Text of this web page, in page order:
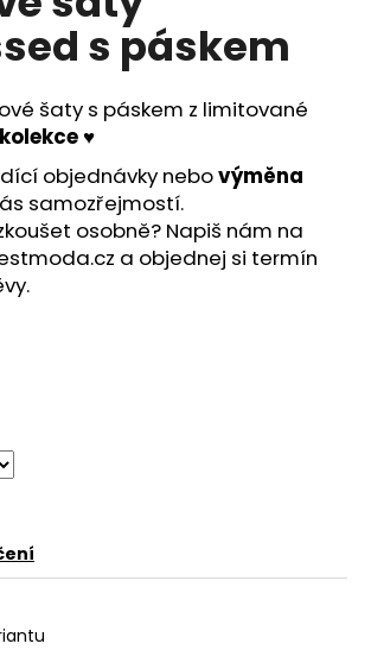
s páskem
šaty s páskem z limitované
kolekce ♥
objednávky nebovýměna
samozřejmostí.
osobně? Napiš nám na
a objednej si termín